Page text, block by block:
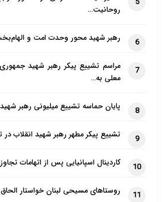
آن درک کرده ای، مد نظرش
ای، چه جوابی خواهی داشت؟
وقتی او به اسحاق کندی همین
شاگردش، به فکر فرو رفت و به او
کجا آورده ای؟ گفت: به ذهن خودم
گفت: اینها سخنان تو نیست.
محمد (امام حسن عسکری(ع))
روحانیت…
6 رهبر شهید محور وحدت امت و
7
مراسم تشییع پیکر رهبر شهید جمهوری
معلی به…
8 پایان حماسه تشییع میلیونی رهبر
9 تشییع پیکر مطهر رهبر شهید انقلاب در
10 کاردینال اسپانیایی پس از اتهامات
11 روستاهای مسیحی لبنان خواستار